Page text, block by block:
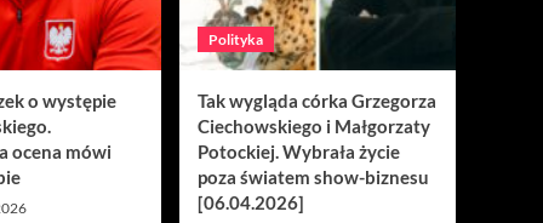
o występie
ocena mówi
Polityka
Tak wygląda córka Grzegorza
Ciechowskiego i Małgorzaty
Potockiej. Wybrała życie
poza światem show-biznesu
[06.04.2026]